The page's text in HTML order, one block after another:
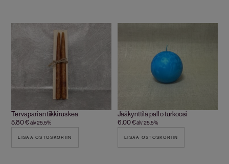
Tervapari antiikki ruskea
5.80€alv 25,5%
LISÄÄ OSTOSKORIIN
Jääkynttilä pallo turkoosi
6.00€alv 25,5%
LISÄÄ OSTOSKORIIN